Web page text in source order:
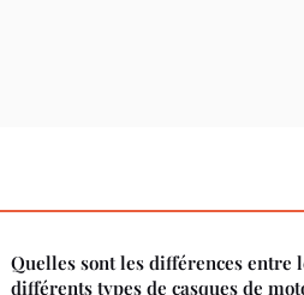
Quelles sont les différences entre
différents types de casques de